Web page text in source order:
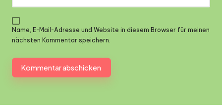
Name, E-Mail-Adresse und Website in diesem Browser für meinen
nächsten Kommentar speichern.